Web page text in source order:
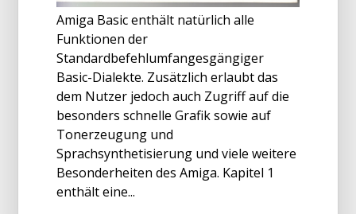
Amiga Basic enthält natürlich alle
Funktionen der
Standardbefehlumfangesgängiger
Basic-Dialekte. Zusätzlich erlaubt das
dem Nutzer jedoch auch Zugriff auf die
besonders schnelle Grafik sowie auf
Tonerzeugung und
Sprachsynthetisierung und viele weitere
Besonderheiten des Amiga. Kapitel 1
enthält eine...